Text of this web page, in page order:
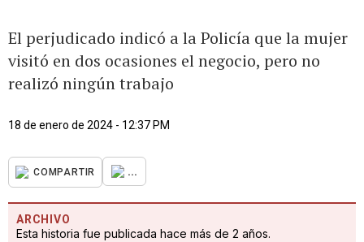
El perjudicado indicó a la Policía que la mujer
visitó en dos ocasiones el negocio, pero no
realizó ningún trabajo
18 de enero de 2024 - 12:37 PM
COMPARTIR ...
ARCHIVO
Esta historia fue publicada hace más de 2 años.